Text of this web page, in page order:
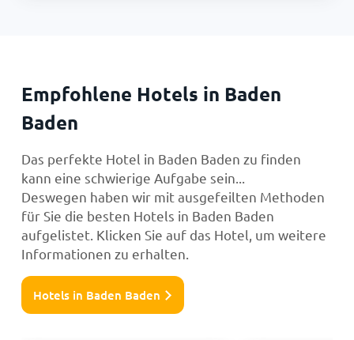
Empfohlene Hotels in Baden
Baden
Das perfekte Hotel in Baden Baden zu finden
kann eine schwierige Aufgabe sein...
Deswegen haben wir mit ausgefeilten Methoden
für Sie die besten Hotels in Baden Baden
aufgelistet. Klicken Sie auf das Hotel, um weitere
Informationen zu erhalten.
Hotels in Baden Baden